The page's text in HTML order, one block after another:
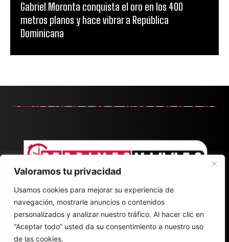
Valoramos tu privacidad
Usamos cookies para mejorar su experiencia de
navegación, mostrarle anuncios o contenidos
personalizados y analizar nuestro tráfico. Al hacer clic en
“Aceptar todo” usted da su consentimiento a nuestro uso
de las cookies.
Gabriel Moronta conquista el oro en los 400
metros planos y hace vibrar a República
Dominicana